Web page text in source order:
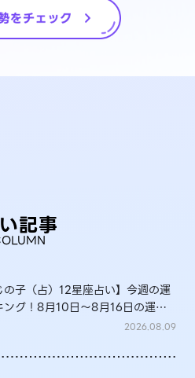
記事
の子（占）12星座占い】今週の運
ング！8月10日～8月16日の運勢
2026.08.09